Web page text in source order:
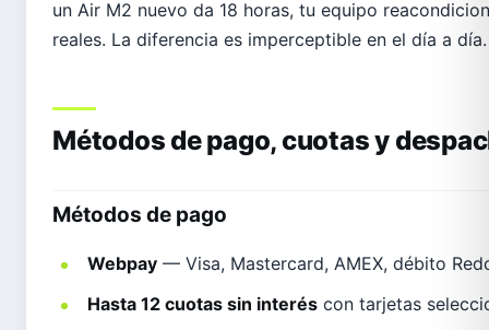
un Air M2 nuevo da 18 horas, tu equipo
reales. La diferencia es imperceptible en el día a día.
Métodos de pago, cuotas y
Métodos de pago
Webpay — Visa, Mastercard, AMEX, débito
Hasta 12 cuotas sin interés con tarjetas